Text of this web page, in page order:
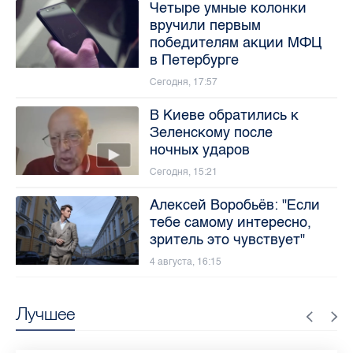
Лучшее
Четыре умные колонки
вручили первым
победителям акции МФЦ
в Петербурге
Сегодня, 17:57
В Киеве обратились к
Зеленскому после
ночных ударов
Сегодня, 15:21
Алексей Воробьёв: "Если
тебе самому интересно,
зритель это чувствует"
4 августа, 16:15